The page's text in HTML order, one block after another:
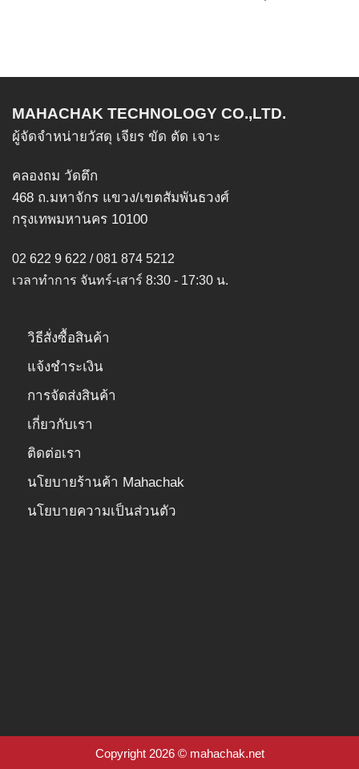
options
may
chosen
on
the
options
MAHACHAK TECHNOLOGY CO.,LTD.
ผู้จัดจำหน่ายวัสดุ เจียร ขัด ตัด เจาะ
คลองถม วัดตึก
468 ถ.มหาจักร แขวง/เขตสัมพันธวงศ์
กรุงเทพมหานคร 10100
02 622 9 622 / 081 874 5212
เวลาทำการ จันทร์-เสาร์ 8:30 - 17:30 น.
วิธีสั่งซื้อสินค้า
แจ้งชำระเงิน
การจัดส่งสินค้า
เกี่ยวกับเรา
ติดต่อเรา
นโยบายร้านค้า Mahachak
นโยบายความเป็นส่วนตัว
Copyright 2026 © mahachak.net